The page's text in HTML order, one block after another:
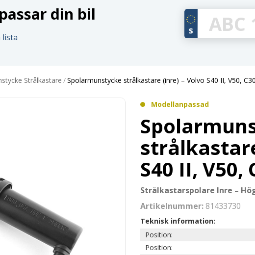
din bil
lista
Strålkastare /Spolarmunstycke strålkastare (inre) – Volvo S40 II, V50,
Modellanpassad
S40 II, V50,
Strålkastarspolare Inre –
Artikelnummer: 81433730
Teknisk information:
Position:
Position: